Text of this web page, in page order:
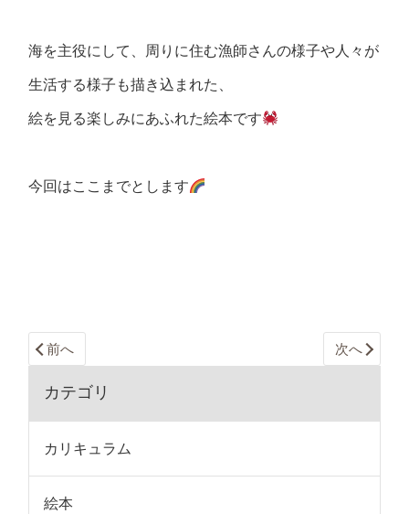
海を主役にして、周りに住む漁師さんの様子や人々が
生活する様子も描き込まれた、
絵を見る楽しみにあふれた絵本です
今回はここまでとします
前へ 次へ
カテゴリ
カリキュラム
絵本